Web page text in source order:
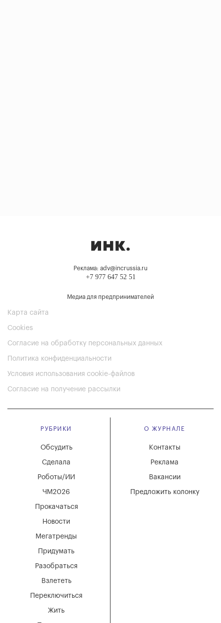
Реклама: adv@incrussia.ru
+7 977 647 52 51
Медиа для предпринимателей
Карта сайта
Cookies
Согласие на обработку персональных данных
Политика конфиденциальности
Условия использования cookie-файлов
Согласие на получение рассылки
РУБРИКИ
Мегатренды
Придумать
Разобраться
Взлететь
Новости
Переключиться
Жить
Обсудить
Сделала
Роботы/ИИ
ЧМ2026
Прокачаться
О ЖУРНАЛЕ
Вакансии
Реклама
Контакты
Предложить колонку